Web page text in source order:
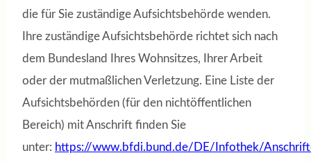
die für Sie zuständige Aufsichtsbehörde wenden.
Ihre zuständige Aufsichtsbehörde richtet sich nach
dem Bundesland Ihres Wohnsitzes, Ihrer Arbeit
oder der mutmaßlichen Verletzung. Eine Liste der
Aufsichtsbehörden (für den nichtöffentlichen
Bereich) mit Anschrift finden Sie
unter: https://www.bfdi.bund.de/DE/Infothek/